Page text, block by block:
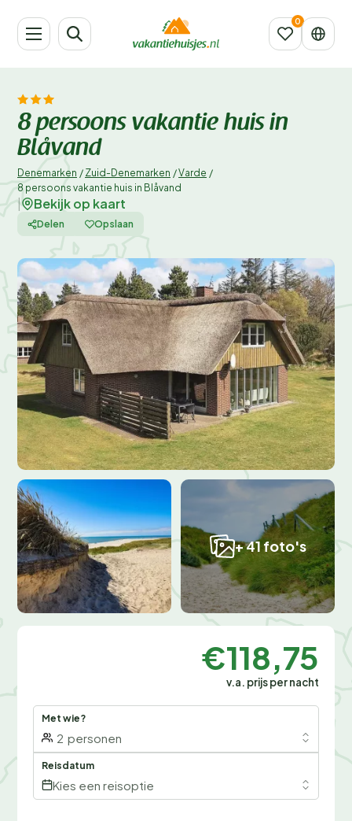
8 persoons vakantie huis in
Blåvand
Denemarken / Zuid-Denemarken /Varde /
8 persoons vakantie huis in Blåvand
Bekijk op kaart
Delen Opslaan
+ 41 foto's
€118,75
v.a. prijs per nacht
Met wie?
2 personen
Reisdatum
Kies een reisoptie